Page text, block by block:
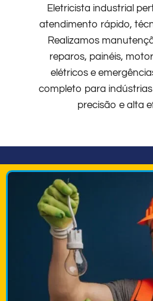
Eletricista industrial
atendimento rápido,
Realizamos
reparos, painéis,
elétricos e
completo para
precisão e alta